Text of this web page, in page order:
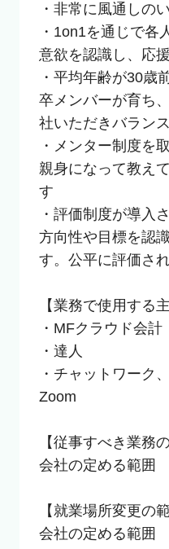
・非常に風通しの
・1on1を通じで各
意欲を認識し、応
・平均年齢が30歳
卒メンバーが育ち
社いただきバラン
・メンター制度を
親身になって教え
す
・評価制度が導入
方向性や目標を認
す。公平に評価さ
【業務で使用する
・MFクラウド会計
・達人
・チャットワーク
Zoom
【従事すべき業務
会社の定める範囲
【就業場所変更の範
会社の定める範囲